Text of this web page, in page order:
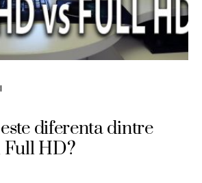
diferenta dintre
Full HD?